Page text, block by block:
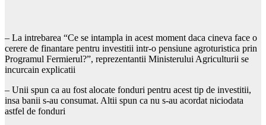
– La intrebarea “Ce se intampla in acest moment daca cineva face o
cerere de finantare pentru investitii intr-o pensiune agroturistica prin
Programul Fermierul?”, reprezentantii Ministerului Agriculturii se
incurcain explicatii
– Unii spun ca au fost alocate fonduri pentru acest tip de investitii,
insa banii s-au consumat. Altii spun ca nu s-au acordat niciodata
astfel de fonduri